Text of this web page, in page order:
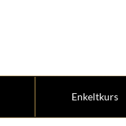
Enkeltkurs